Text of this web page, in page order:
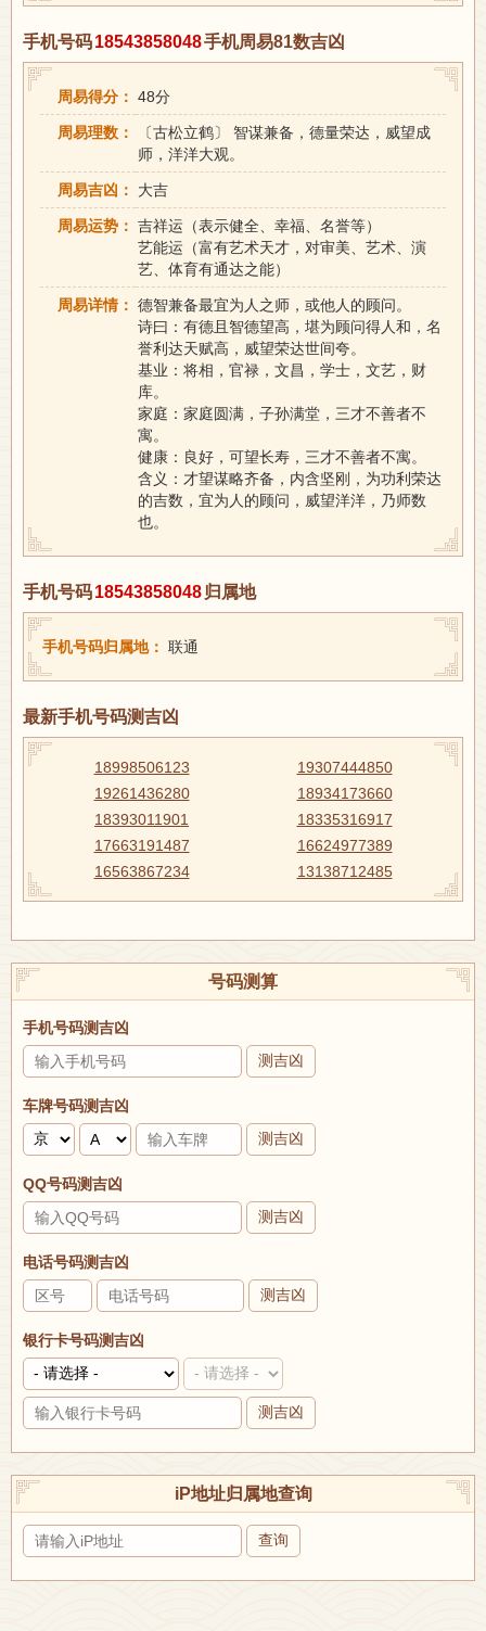
手机号码18543858048手机周易81数吉凶
周易得分： 48分
周易理数：
〔古松立鹤〕 智谋兼备，德量荣达，威望成
师，洋洋大观。
周易吉凶： 大吉
周易运势： 吉祥运（表示健全、幸福、名誉等）
艺能运（富有艺术天才，对审美、艺术、演
艺、体育有通达之能）
周易详情： 德智兼备最宜为人之师，或他人的顾问。
诗曰：有德且智德望高，堪为顾问得人和，名
誉利达天赋高，威望荣达世间夸。
基业：将相，官禄，文昌，学士，文艺，财
库。
家庭：家庭圆满，子孙满堂，三才不善者不
寓。
健康：良好，可望长寿，三才不善者不寓。
含义：才望谋略齐备，内含坚刚，为功利荣达
的吉数，宜为人的顾问，威望洋洋，乃师数
也。
手机号码18543858048归属地
手机号码归属地： 联通
最新手机号码测吉凶
18998506123
19307444850
19261436280
18934173660
18393011901
18335316917
17663191487
16624977389
16563867234
13138712485
号码测算
手机号码测吉凶
测吉凶
车牌号码测吉凶
测吉凶
QQ号码测吉凶
测吉凶
电话号码测吉凶
测吉凶
银行卡号码测吉凶
测吉凶
iP地址归属地查询
查询